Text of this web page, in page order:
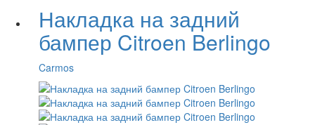
Накладка на задний
бампер Citroen Berlingo
Carmos